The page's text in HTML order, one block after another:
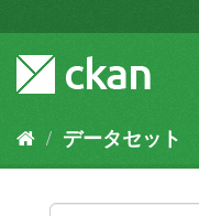
キ
容
データセット